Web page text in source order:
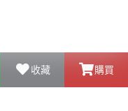
收藏 購買